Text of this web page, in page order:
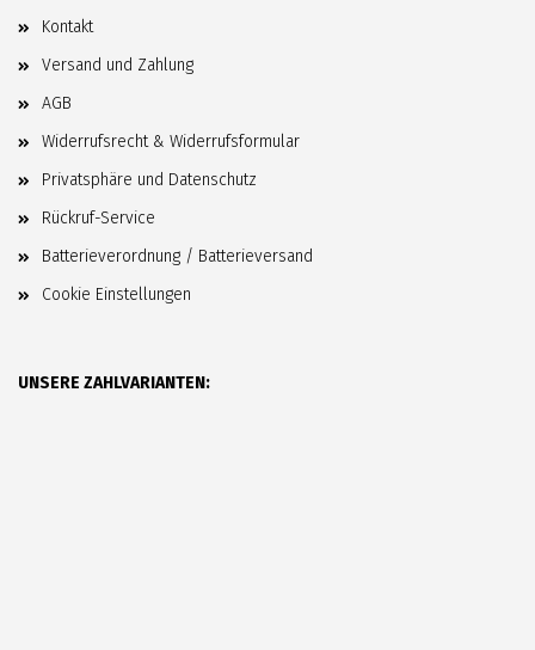
Kontakt
Versand und Zahlung
AGB
Widerrufsrecht & Widerrufsformular
Privatsphäre und Datenschutz
Rückruf-Service
Batterieverordnung / Batterieversand
Cookie Einstellungen
UNSERE ZAHLVARIANTEN: